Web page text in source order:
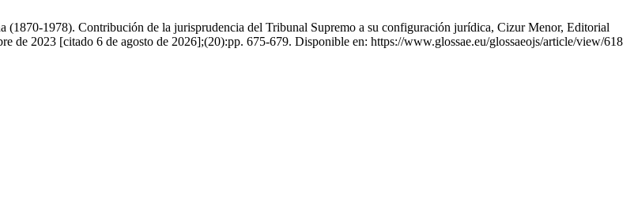
1978). Contribución de la jurisprudencia del Tribunal Supremo a su configuración jurídica, Cizur Menor, Editorial
de 2023 [citado 6 de agosto de 2026];(20):pp. 675-679. Disponible en: https://www.glossae.eu/glossaeojs/article/view/618